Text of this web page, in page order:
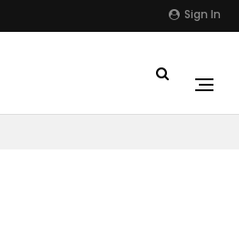
Sign In